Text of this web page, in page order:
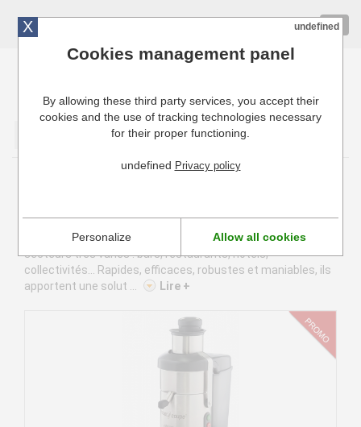
Cuisinresto: Ustensiles de cuisine pour professionnels
Un jus ultra-frais en quelques secondes. Les extracteurs de
jus Robot coupe accompagnent les professionnels de
secteurs très variés : bars, restaurants, hôtels,
collectivités... Rapides, efficaces, robustes et maniables, ils
apportent une solut ...
Lire +
X undefined
Cookies management panel
By allowing these third party services, you accept their
cookies and the use of tracking technologies necessary
for their proper functioning.
undefined Privacy policy
Personalize Allow all cookies